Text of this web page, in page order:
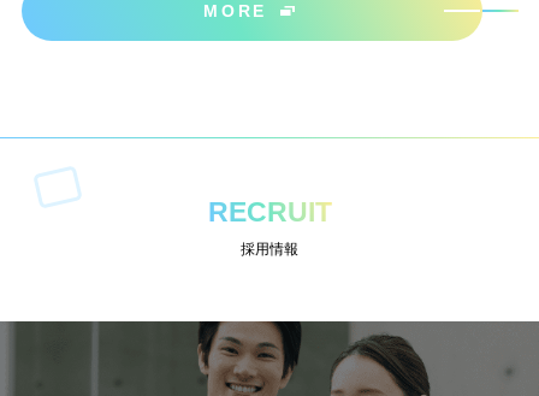
MORE
RECRUIT
採用情報